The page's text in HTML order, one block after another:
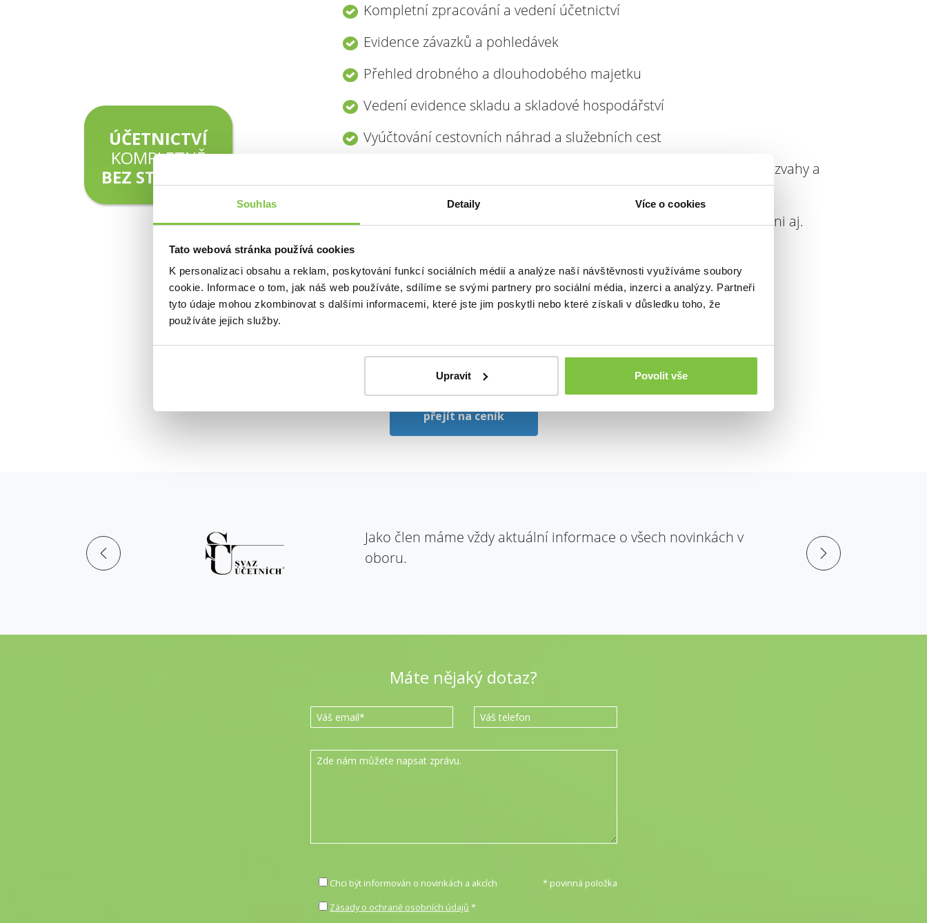
Souhlas Detaily Více o cookies
Tato webová stránka používá cookies
K personalizaci obsahu a reklam, poskytování funkcí sociálních médií a analýze naší návštěvnosti využíváme soubory
cookie. Informace o tom, jak náš web používáte, sdílíme se svými partnery pro sociální média, inzerci a analýzy. Partneři
tyto údaje mohou zkombinovat s dalšími informacemi, které jste jim poskytli nebo které získali v důsledku toho, že
používáte jejich služby.
Upravit Povolit vše
ÚČETNICTVÍ
KOMPLETNĚ
BEZ STAROSTÍ
Kompletní zpracování a vedení účetnictví
Evidence závazků a pohledávek
Přehled drobného a dlouhodobého majetku
Vedení evidence skladu a skladové hospodářství
Vyúčtování cestovních náhrad a služebních cest
Sestavení účetní závěrky a uzávěrky, včetně výkazů zisků a ztrát, rozvahy a
přílohy k roční účetní závěrce
Zpracování daňového přiznání k dani z příjmu, k DPH, k silniční dani aj.
Daňové poradenství
přejít na ceník
Jako člen máme vždy aktuální informace o všech novinkách v
oboru.
Máte nějaký dotaz?
Chci být informován o novinkách a akcích
Zásady o ochraně osobních údajů *
* povinná položka